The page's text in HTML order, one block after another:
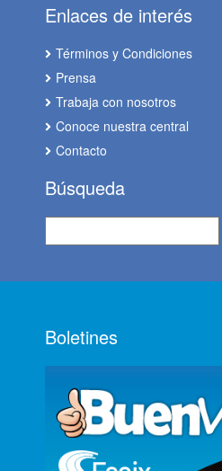
Enlaces de interés
Términos y Condiciones
Prensa
Trabaja con nosotros
Conoce nuestra central
Contacto
Búsqueda
Boletines